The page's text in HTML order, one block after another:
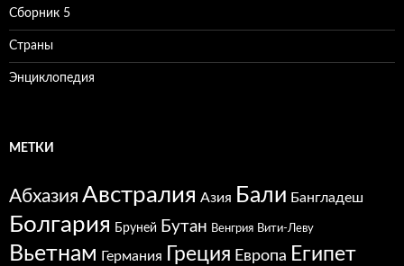
Сборник 5
Страны
Энциклопедия
МЕТКИ
Абхазия Австралия Азия Бали Бангладеш
Болгария Бруней Бутан Венгрия Вити-Леву
Вьетнам Германия Греция Европа Египет